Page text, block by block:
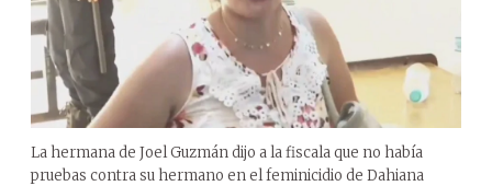
La hermana de Joel Guzmán dijo a la fiscala que no había
pruebas contra su hermano en el feminicidio de Dahiana